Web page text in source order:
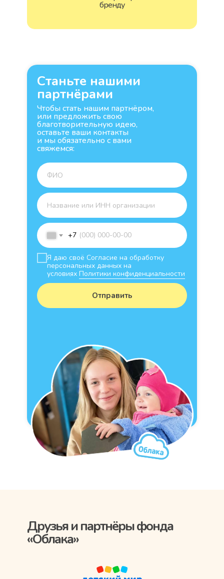
бренду
Чтобы стать нашим партнёром,
или предложить свою
благотворительную идею,
оставьте ваши контакты
и мы обязательно с вами
свяжемся:
Станьте нашими
партнёрами
+7
Я даю своё Согласие на обработку
персональных данных на
условиях Политики конфиденциальности
Отправить
Друзья и партнёры фонда
«Облака»